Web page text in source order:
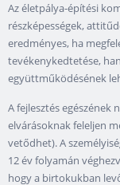
Az életpálya-építési
részképességek,
eredményes, ha
tevékenykedtetése,
együttműködésének
A fejlesztés egészének
elvárásoknak feleljen
vetődhet). A
12 év folyamán
hogy a birtokukban